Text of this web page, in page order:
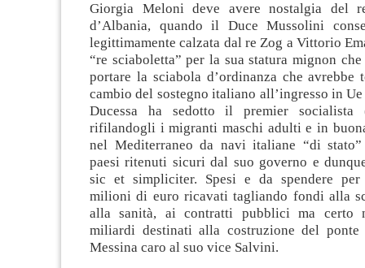
Giorgia Meloni deve avere nostalgia del
d’Albania, quando il Duce Mussolini
legittimamente calzata dal re Zog a Vittorio
“re sciaboletta” per la sua statura mignon
portare la sciabola d’ordinanza che avrebbe
cambio del sostegno italiano all’ingresso in
Ducessa ha sedotto il premier socialista
rifilandogli i migranti maschi adulti e in
nel Mediterraneo da navi italiane “di
paesi ritenuti sicuri dal suo governo e
sic et simpliciter. Spesi e da spendere per
milioni di euro ricavati tagliando fondi alla
alla sanità, ai contratti pubblici ma certo
miliardi destinati alla costruzione del
Messina caro al suo vice Salvini.